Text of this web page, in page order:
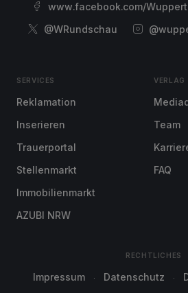
www.facebook.com/
@WRundschau
SERVICES
Reklamation
Inserieren
Trauerportal
Stellenmarkt
Immobilienmarkt
AZUBI NRW
VERLAG
Team
FAQ
RECHTLICHES
Impressum Datenschutz